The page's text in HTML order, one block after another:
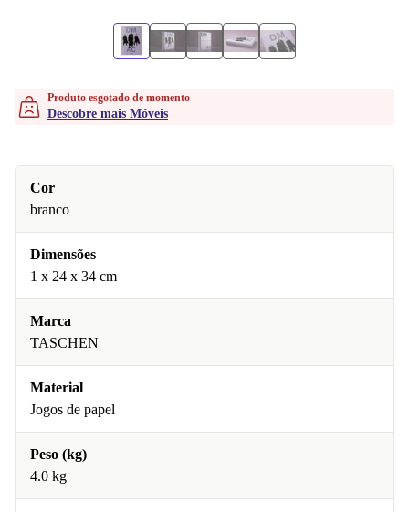
Produto esgotado de momento
Descobre mais Móveis
Cor
branco
Dimensões
1 x 24 x 34 cm
Marca
TASCHEN
Material
Jogos de papel
Peso (kg)
4.0 kg